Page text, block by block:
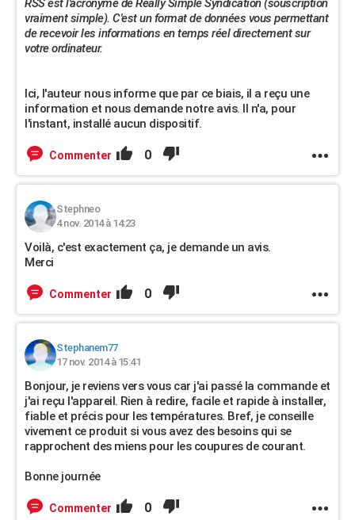
RSS est l'acronyme de Really Simple Syndication (souscription
vraiment simple). C'est un format de données vous permettant
de recevoir les informations en temps réel directement sur
votre ordinateur.
Ici, l'auteur nous informe que par ce biais, il a reçu une
information et nous demande notre avis. Il n'a, pour
l'instant, installé aucun dispositif.
Commenter 0
Stephneo
4 nov. 2014 à 14:23
Voilà, c'est exactement ça, je demande un avis.
Merci
Commenter 0
Stephanem77
17 nov. 2014 à 15:41
Bonjour, je reviens vers vous car j'ai passé la commande et
j'ai reçu l'appareil. Rien à redire, facile et rapide à installer,
fiable et précis pour les températures. Bref, je conseille
vivement ce produit si vous avez des besoins qui se
rapprochent des miens pour les coupures de courant.
Bonne journée
Commenter 0